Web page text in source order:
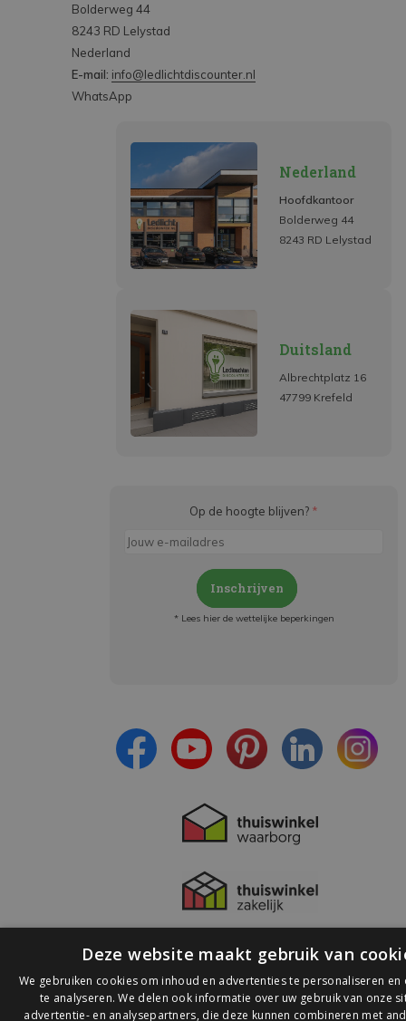
Bolderweg 44
8243 RD Lelystad
Nederland
E-mail: info@ledlichtdiscounter.nl
WhatsApp
Nederland
Hoofdkantoor
Bolderweg 44
8243 RD Lelystad
Duitsland
Albrechtplatz 16
47799 Krefeld
Op de hoogte blijven? *
Inschrijven
* Lees hier de wettelijke beperkingen
Deze website maakt gebruik van
We gebruiken cookies om inhoud en advertenties te personaliseren en
te analyseren. We delen ook informatie over uw gebruik van onze
advertentie- en analysepartners, die deze kunnen combineren met